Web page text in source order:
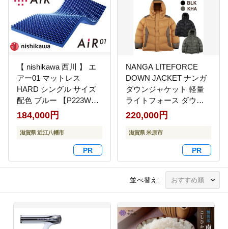
【 nishikawa 西川 】 エ
アー01 マットレス
HARD シングル サイズ
配色 ブルー 【P223W】
マットレス マットレス
マットレス 寝具 寝具
184,000円
滋賀県 近江八幡市
NANGA LITEFORCE
DOWN JACKET ナンガ
ダウンジャケット 軽量
ライトフォース ダウン
アウター コート 上着 防
風 防寒 防水 国産 日本製
滋賀県 米原市 キャンプ
アウトドア アウトレッ
ト ビジネス 高級 カーキ
M
220,000円
滋賀県 米原市
並べ替え: